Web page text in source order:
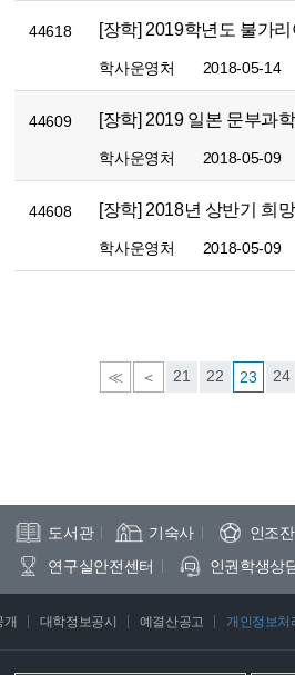
44618
학사운영처 2018-05-14
44609
학사운영처 2018-05-09
44608
학사운영처 2018-05-09
≪ ＜ 21 22 23 24
도서관 기숙사 인조
연구실안전센터
인권학생상
개 대학정보공시 예결산공고 개인정보처